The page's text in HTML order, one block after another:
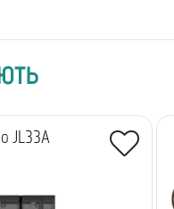
JL33А